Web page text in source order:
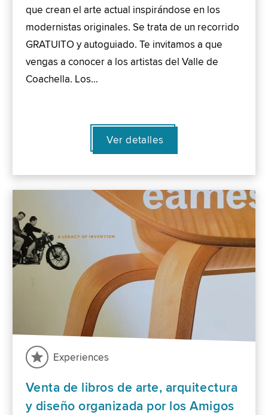
que crean el arte actual inspirándose en los
modernistas originales. Se trata de un recorrido
GRATUITO y autoguiado. Te invitamos a que
vengas a conocer a los artistas del Valle de
Coachella. Los…
Ver detalles
Experiences
Venta de libros de arte, arquitectura
y diseño organizada por los Amigos